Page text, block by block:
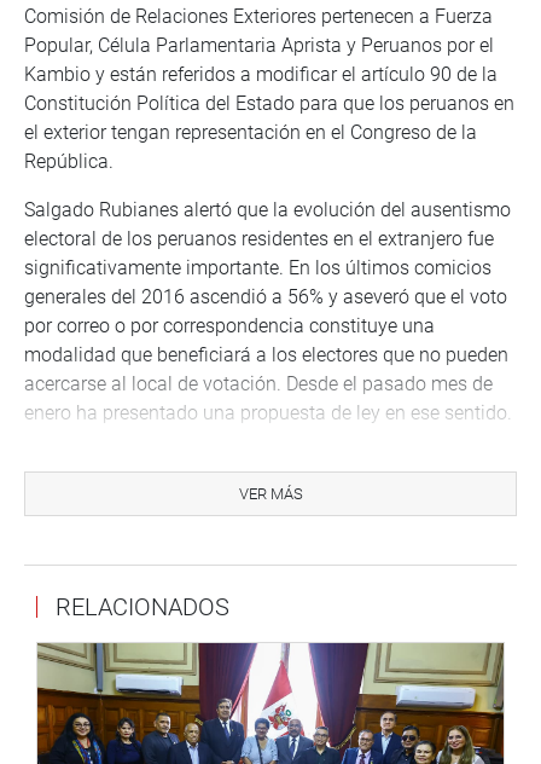
Comisión de Relaciones Exteriores pertenecen a Fuerza
Popular, Célula Parlamentaria Aprista y Peruanos por el
Kambio y están referidos a modificar el artículo 90 de la
Constitución Política del Estado para que los peruanos en
el exterior tengan representación en el Congreso de la
República.
Salgado Rubianes alertó que la evolución del ausentismo
electoral de los peruanos residentes en el extranjero fue
significativamente importante. En los últimos comicios
generales del 2016 ascendió a 56% y aseveró que el voto
por correo o por correspondencia constituye una
modalidad que beneficiará a los electores que no pueden
acercarse al local de votación. Desde el pasado mes de
enero ha presentado una propuesta de ley en ese sentido.
Elecciones reconoce el voto postal pero que no puede
aplicarse porque no tiene reglamento y anunció el
exterior.
Al respecto, el Director de Comunidades Peruanas en el
Exterior de la Cancillería sugirió que el Congreso tome en
cuenta el financiamiento político externo, la filiación
política e injerencia política externas, la situación
VER MÁS
RELACIONADOS